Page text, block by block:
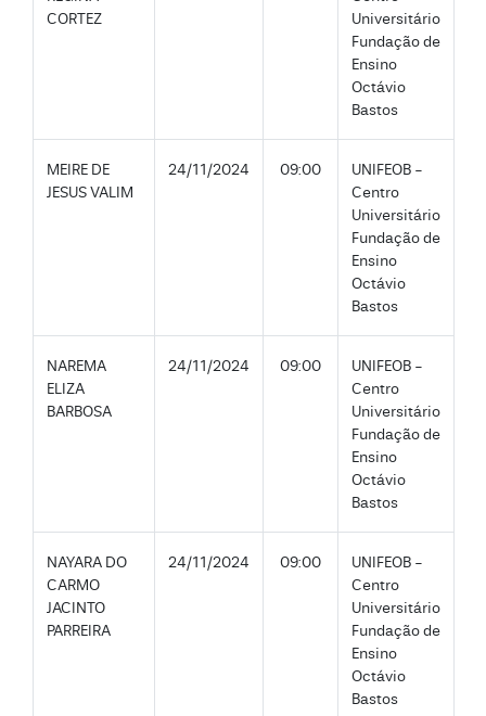
CORTEZ
Universitário
Fundação de
Ensino
Octávio
Bastos
MEIRE DE
JESUS VALIM
24/11/2024 09:00
UNIFEOB -
Centro
Universitário
Fundação de
Ensino
Octávio
Bastos
NAREMA
ELIZA
BARBOSA
24/11/2024 09:00
UNIFEOB -
Centro
Universitário
Fundação de
Ensino
Octávio
Bastos
NAYARA DO
CARMO
JACINTO
PARREIRA
24/11/2024 09:00
UNIFEOB -
Centro
Universitário
Fundação de
Ensino
Octávio
Bastos